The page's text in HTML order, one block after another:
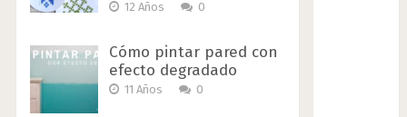
12 Años 0
Cómo pintar pared con
efecto degradado
11 Años 0